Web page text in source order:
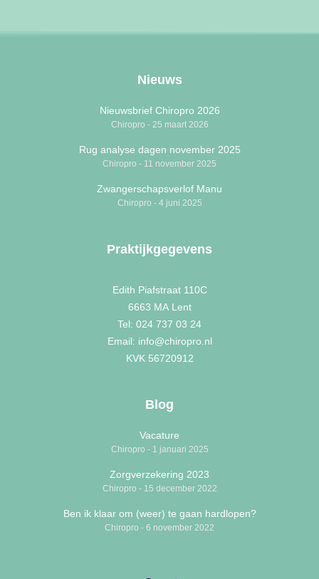
Nieuws
Nieuwsbrief Chiropro 2026
Chiropro 25 maart 2026
Rug analyse dagen november 2025
Chiropro 11 november 2025
Zwangerschapsverlof Manu
Chiropro 4 juni 2025
Praktijkgegevens
Edith Piafstraat 110C
6663 MA Lent
Tel: 024 737 03 24
Email: info@chiropro.nl
KVK 56720912
Blog
Vacature
Chiropro 1 januari 2025
Zorgverzekering 2023
Chiropro 15 december 2022
Ben ik klaar om (weer) te gaan hardlopen?
Chiropro 6 november 2022